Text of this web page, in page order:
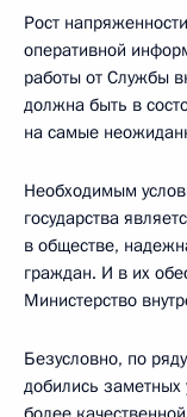
Рост
оперативной
работы от Службы
должна быть в
на самые
Необходимым
государства
в обществе,
граждан. И в их
Министерство
Безусловно, по
добились